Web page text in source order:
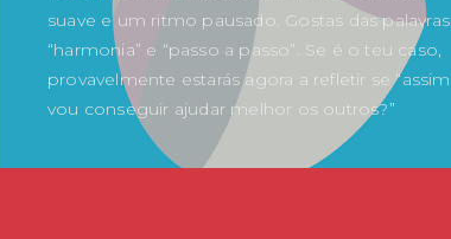
suave e um ritmo pausado. Gostas das palavras
“harmonia” e “passo a passo”. Se é o teu caso,
provavelmente estarás agora a refletir se “assim
vou conseguir ajudar melhor os outros?”